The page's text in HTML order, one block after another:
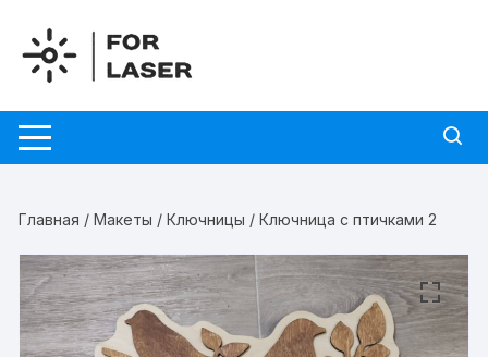
содержимому
Главная /Макеты /Ключницы / Ключница с птичками 2